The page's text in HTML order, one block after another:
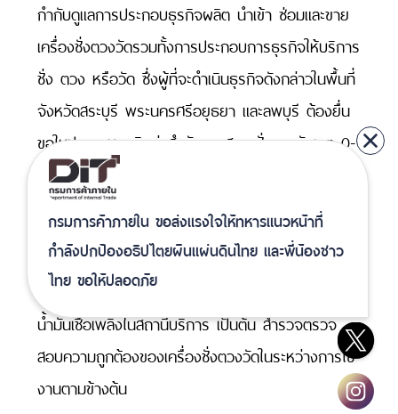
กำกับดูแลการประกอบธุรกิจผลิต นำเข้า ซ่อมและขาย
เครื่องชั่งตวงวัดรวมทั้งการประกอบการธุรกิจให้บริการ
ชั่ง ตวง หรือวัด ซึ่งผู้ที่จะดำเนินธุรกิจดังกล่าวในพื้นที่
จังหวัดสระบุรี พระนครศรีอยุธยา และลพบุรี ต้องยื่น
ขอใบประกอบธุรกิจต่อสำนักงานสาขาชั่งตวงวัดเขต 0-
4 สระบุรี
ตรวจให้คำรับรองเครื่องชั่งตวงวัดที่ใช้ในทางพาณิช
ยกิจ เก็บค่าธรรมเนียม เก็บภาษี และที่ให้บริการ เช่น
เครื่องชั่งใน ตลาดสด ร้านค้า ซุบเปอร์มาเก็ต มาตรวัด
น้ำมันเชื้อเพลิงในสถานีบริการ เป็นต้น สำรวจตรวจ
สอบความถูกต้องของเครื่องชั่งตวงวัดในระหว่างการใช้
งานตามข้างต้น
กรมการค้าภายใน ขอส่งแรงใจให้ทหารแนวหน้าที่
กำลังปกป้องอธิปไตยผืนแผ่นดินไทย และพี่น้องชาว
ไทย ขอให้ปลอดภัย
สงวนลิขสิทธิ์ © 2025 กรมการค้าภายใน
เงื่อนไขการใช้งานเว็บไซต์ นโยบายเว็บไซต์
นโยบายการคุ้มครองข้อมูลส่วนบุคคล
นโยบายการรักษาความมั่นคงปลอดภัยของเว็บไซต์
การปฏิเสธความรับผิดชอบ